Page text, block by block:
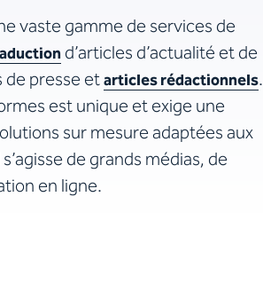
vaste gamme de services de
d’articles d’actualité et de
de presse etarticles rédactionnels.
est unique et exige une
sur mesure adaptées aux
de grands médias, de
en ligne.